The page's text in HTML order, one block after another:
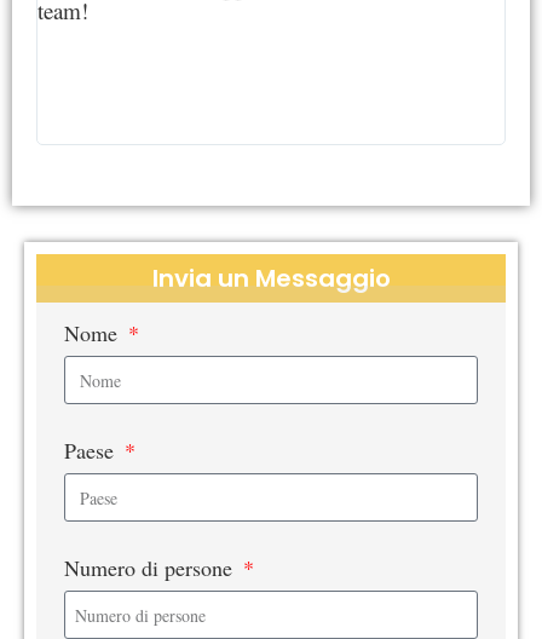
Invia un Messaggio
Nome
Paese
Numero di persone
team!